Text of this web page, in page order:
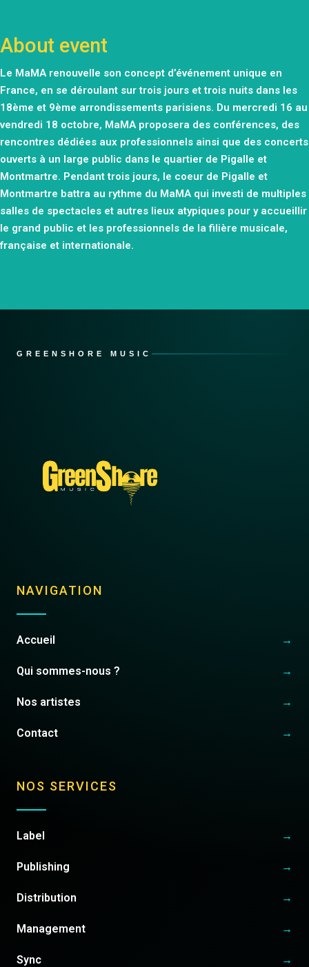
About event
Le MaMA renouvelle son concept d’événement unique en
France, en se déroulant sur trois jours et trois nuits dans les
18ème et 9ème arrondissements parisiens. Du mercredi 16 au
vendredi 18 octobre, MaMA proposera des conférences, des
rencontres dédiées aux professionnels ainsi que des concerts
ouverts à un large public dans le quartier de Pigalle et
Montmartre. Pendant trois jours, le coeur de Pigalle et
Montmartre battra au rythme du MaMA qui investi de multiples
salles de spectacles et autres lieux atypiques pour y accueillir
le grand public et les professionnels de la filière musicale,
française et internationale.
GREENSHORE MUSIC
NAVIGATION
Accueil →
Qui sommes-nous ? →
Nos artistes →
Contact →
NOS SERVICES
Label →
Publishing →
Distribution →
Management →
Sync →